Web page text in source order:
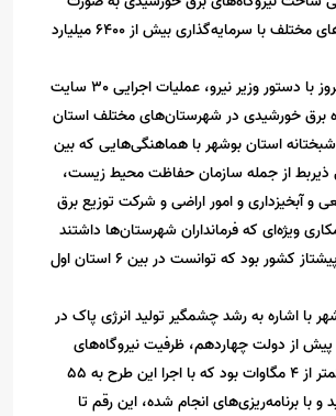
همزمان در استان‌های مختلف با سرمایه‌گذاری بیش از 6400 میلیارد
وی با بیان اینکه امروز با دستور وزیر نیرو، عملیات اجرایی 30 سایت
برق خورشیدی در شهرستان‌های مختلف استان
استان بوشهر با هماهنگی‌هایی که بین
ذیربط از جمله سازمان حفاظت محیط زیست،
و آبخیزداری و امور اراضی و شرکت توزیع برق
ویژه‌ای که فرمانداران شهرستان‌ها داشتند
یکی از استان‌های پیشتاز کشور بود که توانست در بین 6 استان اول
با اشاره به رشد چشمگیر تولید انرژی پاک در
از دولت چهاردهم، ظرفیت نیروگاه‌های
خورشیدی استان کمتر از 4 مگاوات بود که با اجرا این طرح به 55
با برنامه‌ریزی‌های انجام شده، این رقم تا